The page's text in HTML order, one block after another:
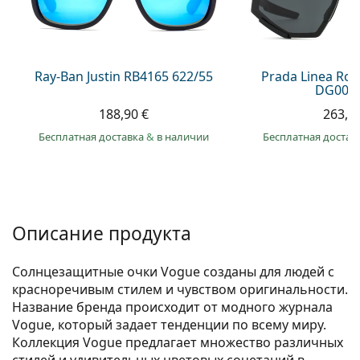
Persol
Все бренды
Ray-Ban Justin RB4165 622/55
188,90 €
Бесплатная доставка& в наличии
Prada Linea
Бесплатная
Описание продукта
Солнцезащитные очки Vogue созданы для людей с
красноречивым стилем и чувством оригинальности.
Название бренда происходит от модного журнала
Vogue, который задает тенденции по всему миру.
Коллекция Vogue предлагает множество различных